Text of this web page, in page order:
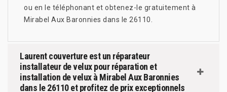
ou en le téléphonant et obtenez-le gratuitement à
Mirabel Aux Baronnies dans le 26110.
Laurent couverture est un réparateur
installateur de velux pour réparation et
installation de velux à Mirabel Aux Baronnies
dans le 26110 et profitez de prix exceptionnels